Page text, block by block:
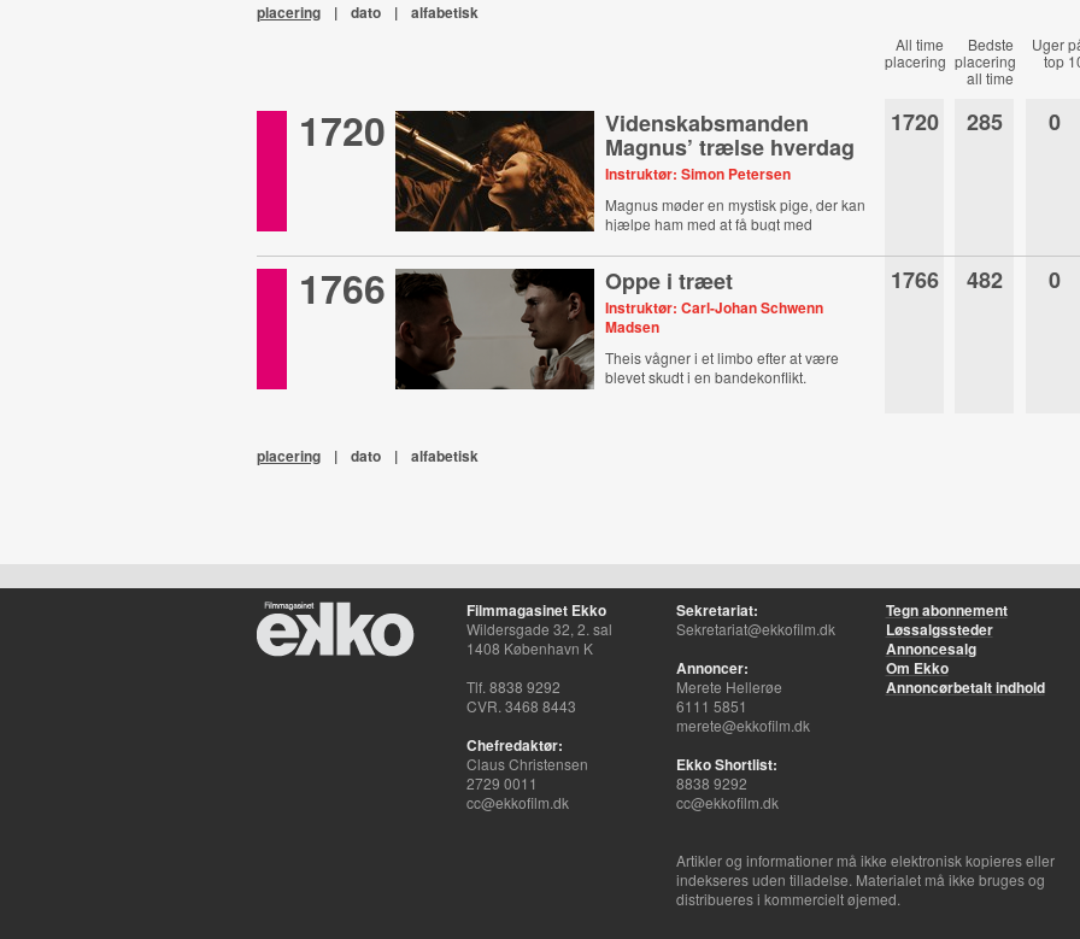
placering | dato | alfabetisk
All time
placering
Bedste
placering
all time
Uger
top
1720 Videnskabsmanden
Magnus’ trælse hverdag
Instruktør: Simon Petersen
Magnus møder en mystisk pige, der kan
hjælpe ham med at få bugt med
1720 285 0
1766 Oppe i træet
Instruktør: Carl-Johan Schwenn
Madsen
Theis vågner i et limbo efter at være
blevet skudt i en bandekonflikt.
1766 482 0
placering | dato | alfabetisk
Filmmagasinet Ekko
Wildersgade 32, 2. sal
1408 København K
Tlf. 8838 9292
CVR. 3468 8443
Chefredaktør:
Claus Christensen
2729 0011
cc@ekkofilm.dk
Sekretariat:
Sekretariat@ekkofilm.dk
Annoncer:
Merete Hellerøe
6111 5851
merete@ekkofilm.dk
Ekko Shortlist:
8838 9292
cc@ekkofilm.dk
Tegn abonnement
Løssalgssteder
Annoncesalg
Om Ekko
Annoncørbetalt indhold
Artikler og informationer må ikke elektronisk kopieres eller
indekseres uden tilladelse. Materialet må ikke bruges og
distribueres i kommercielt øjemed.